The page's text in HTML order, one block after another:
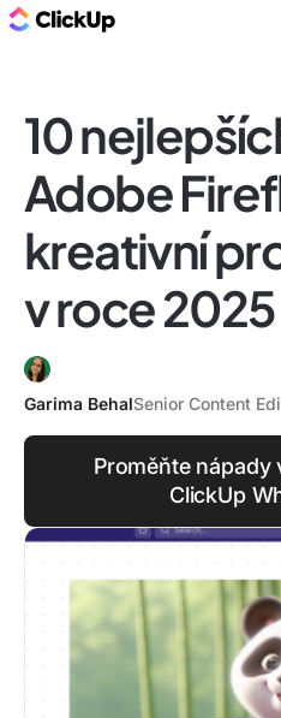
10
Adobe
kreativní
v roce 2025
Garima BehalSenior Content
Proměňte
ClickUp